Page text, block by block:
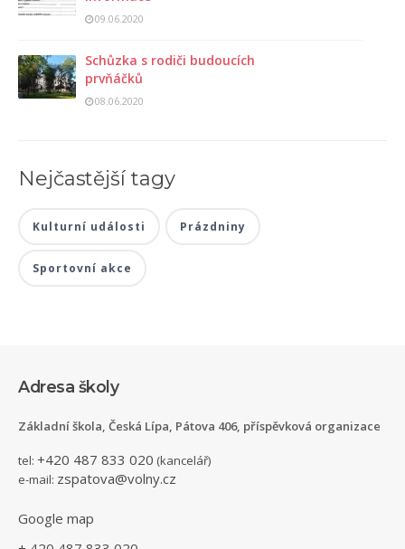
09.06.2020
Schůzka s rodiči budoucích
prvňáčků
08.06.2020
Nejčastější tagy
Kulturní události Prázdniny
Sportovní akce
Adresa školy
Základní škola, Česká Lípa, Pátova 406, příspěvková organizace
tel: +420 487 833 020 (kancelář)
e-mail: zspatova@volny.cz
Google map